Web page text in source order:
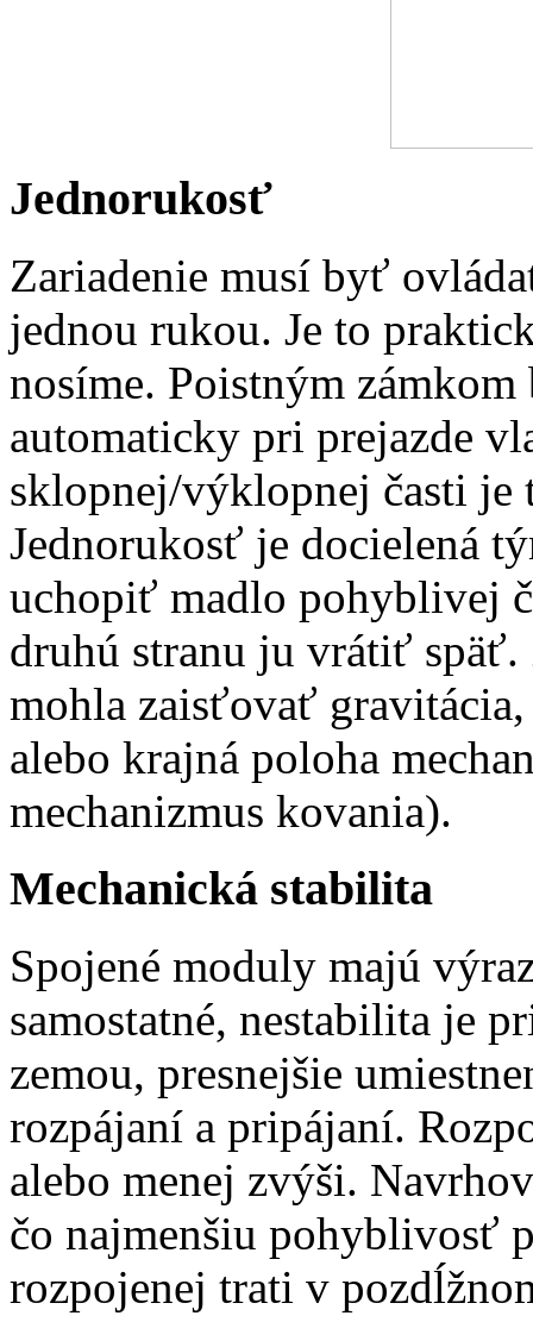
Jednorukosť
Zariadenie musí byť
jednou rukou. Je to
nosíme. Poistným
automaticky pri prejazde
sklopnej/výklopnej časti
Jednorukosť je docielená
uchopiť madlo pohyblivej
druhú stranu ju vrátiť späť.
mohla zaisťovať
alebo krajná poloha
mechanizmus kovania).
Mechanická stabilita
Spojené moduly majú
samostatné, nestabilita je
zemou, presnejšie
rozpájaní a pripájaní.
alebo menej zvýši.
čo najmenšiu pohyblivosť
rozpojenej trati v